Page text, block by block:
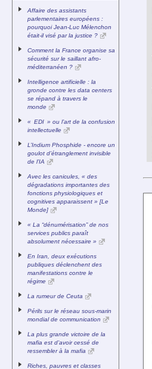
Affaire des assistants
parlementaires européens :
pourquoi Jean-Luc Mélenchon
était-il visé par la justice ?
Comment la France organise sa
sécurité sur le saillant afro-
méditerranéen ?
Intelligence artificielle : la
gronde contre les data centers
se répand à travers le
monde
« EDI » ou l’art de la confusion
intellectuelle
L’Indium Phosphide - encore un
goulot d’étranglement invisible
de l’IA
Avec les canicules, « des
dégradations importantes des
fonctions physiologiques et
cognitives apparaissent » [Le
Monde]
« La “dénumérisation” de nos
services publics paraît
absolument nécessaire »
En Iran, deux exécutions
publiques déclenchent des
manifestations contre le
régime
La rumeur de Ceuta
Périls sur le réseau sous-marin
mondial de communication
La plus grande victoire de la
mafia est d’avoir cessé de
ressembler à la mafia
Riches, pauvres et classes